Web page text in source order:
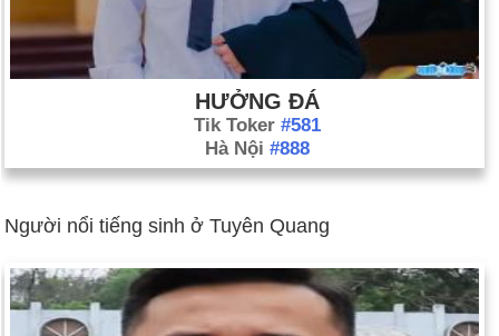
HƯỞNG ĐÁ
Tik Toker #581
Hà Nội #888
Người nổi tiếng sinh ở Tuyên Quang